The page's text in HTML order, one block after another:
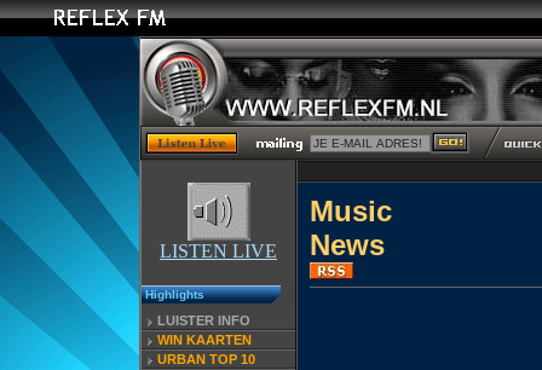
LISTEN LIVE
Highlights
LUISTER INFO
WIN KAARTEN
URBAN TOP 10
Music